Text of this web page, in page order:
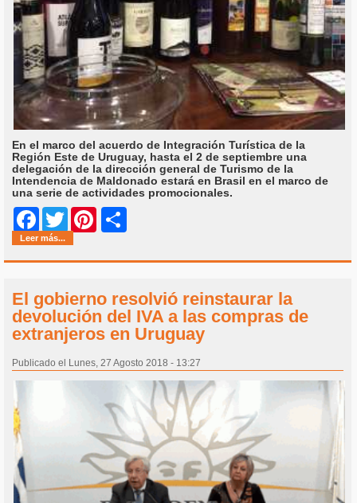
En el marco del acuerdo de Integración Turística de la
Región Este de Uruguay, hasta el 2 de septiembre una
delegación de la dirección general de Turismo de la
Intendencia de Maldonado estará en Brasil en el marco de
una serie de actividades promocionales.
Facebook
Twitter Pinterest
Leer más...
El gobierno resolvió reinstaurar la
devolución del IVA a las compras de
extranjeros en Uruguay
Publicado el Lunes, 27 Agosto 2018 - 13:27